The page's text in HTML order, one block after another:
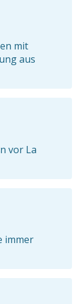
mit
aus
vor La
immer